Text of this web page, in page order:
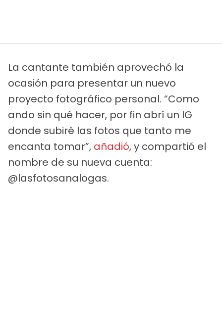
La cantante también aprovechó la
ocasión para presentar un nuevo
proyecto fotográfico personal. “Como
ando sin qué hacer, por fin abrí un IG
donde subiré las fotos que tanto me
encanta tomar”, añadió, y compartió el
nombre de su nueva cuenta:
@lasfotosanalogas.